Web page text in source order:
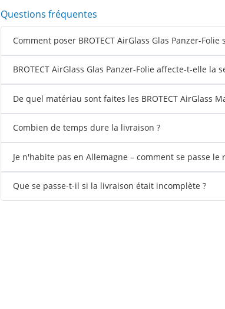
Questions fréquentes
Comment poser BROTECT AirGlass Glas Panzer-Folie
BROTECT AirGlass Glas Panzer-Folie affecte-t-elle la
De quel matériau sont faites les BROTECT AirGlass
Combien de temps dure la livraison ?
Je n'habite pas en Allemagne – comment se passe le
Que se passe-t-il si la livraison était incomplète ?